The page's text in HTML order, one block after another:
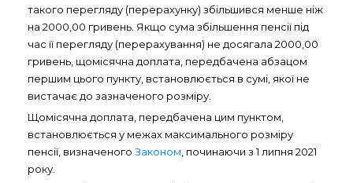
такого перегляду (перерахунку) збільшився менше ніж
на 2000,00 гривень. Якщо сума збільшення пенсії під
час її перегляду (перерахування) не досягала 2000,00
гривень, щомісячна доплата, передбачена абзацом
першим цього пункту, встановлюється в сумі, якої не
вистачає до зазначеного розміру.
Щомісячна доплата, передбачена цим пунктом,
встановлюється у межах максимального розміру
пенсії, визначеного Законом , починаючи з 1 липня 2021
року.